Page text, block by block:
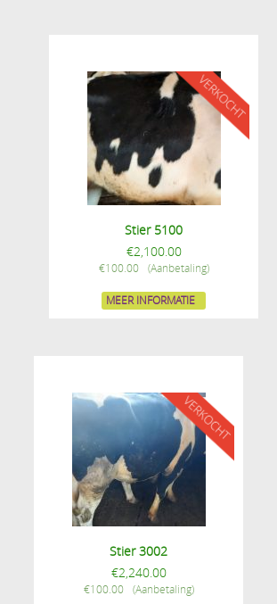
Stier 5100
€2,100.00
€100.00
MEER INFORMATIE
Stier 3002
€2,240.00
€100.00